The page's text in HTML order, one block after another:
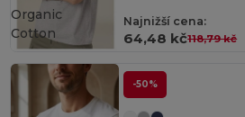
Najnižší cena:
64,48 kč118,79 kč
Organic
Cotton
-50%